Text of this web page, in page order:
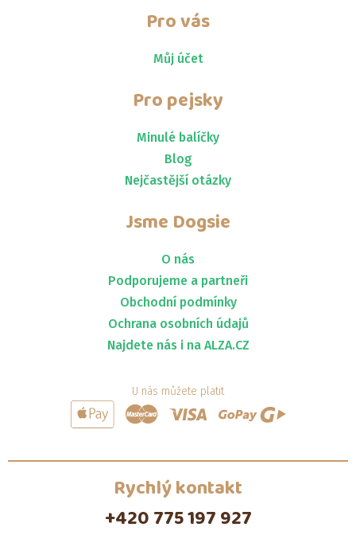
Pro vás
Můj účet
Pro pejsky
Minulé balíčky
Blog
Nejčastější otázky
Jsme Dogsie
O nás
Podporujeme a partneři
Obchodní podmínky
Ochrana osobních údajů
Najdete nás i na ALZA.CZ
U nás můžete platit
Rychlý kontakt
+420 775 197 927